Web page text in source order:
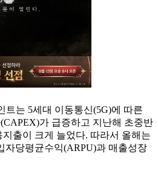
트는 5세대 이동통신(5G)에 따른
가 급증하고 지난해 초중반
출이 크게 늘었다. 따라서 올해는
자당평균수익(ARPU)과 매출성장